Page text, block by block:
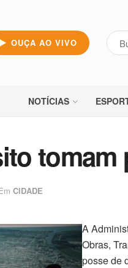
OUÇA AO VIVO
NOTÍCIAS
CIDADE
A
Obras,
posse de